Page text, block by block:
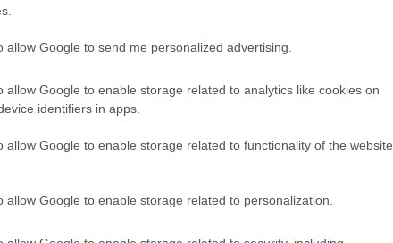
allow Google to send me personalized advertising.
allow Google to enable storage related to analytics like cookies on
identifiers in apps.
allow Google to enable storage related to functionality of the website
allow Google to enable storage related to personalization.
διέπει αυτόν τον άνθρωπο. Το χαμόγελο-
πιάνο και τα τραγούδια του που έχουν κύρος,
το υγρό βλέμμα του ελληνικού τραγουδιού.
δημιουργίες του; Σε αυτήν που είσαι μόνος στο
όλος ο κόσμος αποχωρεί, εσύ μονολογείς για
που κράτησες. Και όταν σβήνεις τα φώτα και
θα φύγουμε. Εδώ θα μείνουμε για πάντα.